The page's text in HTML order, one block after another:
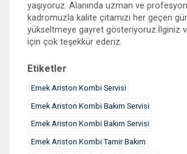
yaşıyoruz. Alanında uzman ve
kadromuzla kalite çıtamızı her geçen
yükseltmeye gayret gösteriyoruz.İlginiz
için çok teşekkür ederiz.
Etiketler
Emek Ariston Kombi Servisi
Emek Ariston Kombi Bakım Servisi
Emek Ariston Kombi Bakım Servisi
Emek Ariston Kombi Tamir Bakım